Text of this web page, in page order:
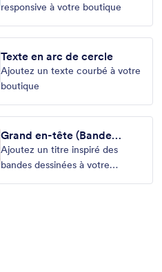
responsive à votre boutique
Texte en arc de cercle
Ajoutez un texte courbé à votre
boutique
Grand en-tête (Bande
dessinée)
Ajoutez un titre inspiré des
bandes dessinées à votre